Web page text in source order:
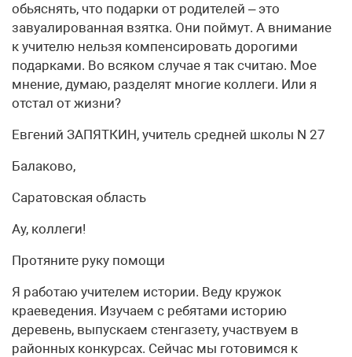
обьяснять, что подарки от родителей – это
завуалированная взятка. Они поймут. А внимание
к учителю нельзя компенсировать дорогими
подарками. Во всяком случае я так считаю. Мое
мнение, думаю, разделят многие коллеги. Или я
отстал от жизни?
Евгений ЗАПЯТКИН, учитель средней школы N 27
Балаково,
Саратовская область
Ау, коллеги!
Протяните руку помощи
Я работаю учителем истории. Веду кружок
краеведения. Изучаем с ребятами историю
деревень, выпускаем стенгазету, участвуем в
районных конкурсах. Сейчас мы готовимся к